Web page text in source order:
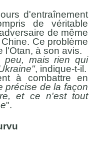
d'entraînement
de véritable
de même
Ce problème
l'Otan, à son avis.
peu, mais rien qui
, indique-t-il.
à combattre en
précise de la façon
et ce n'est tout
".